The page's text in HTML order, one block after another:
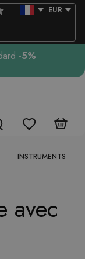
EUR
-5%
INSTRUMENTS
avec